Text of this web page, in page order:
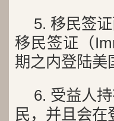
5. 移民签
移民签证（
期之内登陆美
6. 受益人
民，并且会在